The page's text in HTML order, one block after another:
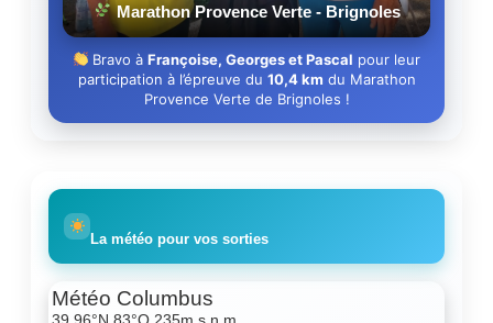
Marathon Provence Verte - Brignoles
Bravo àFrançoise, Georges et Pascal pour leur
participation à l’épreuve du 10,4 km du Marathon
Provence Verte de Brignoles !
La météo pour vos sorties